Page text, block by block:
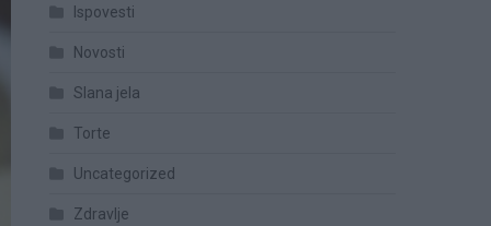
Ispovesti
Novosti
Slana jela
Torte
Uncategorized
Zdravlje